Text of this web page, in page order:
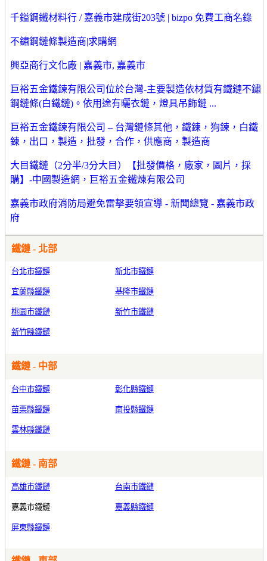
千鎰鋼鐵材料行 / 嘉義市建成街203號 | bizpo 免費工商名錄
不鏽鋼鏈條製造商|求購網
興亞商行文化廠 | 嘉義市, 嘉義市
巨裕五金鐵鍊有限公司位於台灣-主要製造依材質有鐵鏈不鏽
鋼鏈條(白鐵鏈)。依用途有曬衣鏈，燈具吊飾鏈 ...
巨裕五金鐵鍊有限公司 – 台灣鏈條其他，鐵鍊，狗鍊，白鐵
鍊，出口，製造，批發，合作，供應商，製造商
大目鐵鏈（2分半/3分大目）【批發價格，廠家，圖片，採
購】-中國製造網，巨裕五金鐵煉有限公司
嘉義市政府消防局避免雷擊要領宣導 - 新聞總覽 - 嘉義市政
府
鐵鏈 - 北部
台北市鐵鏈 新北市鐵鏈
宜蘭縣鐵鏈 基隆市鐵鏈
桃園市鐵鏈 新竹市鐵鏈
新竹縣鐵鏈
鐵鏈 - 中部
台中市鐵鏈 彰化縣鐵鏈
苗栗縣鐵鏈 南投縣鐵鏈
雲林縣鐵鏈
鐵鏈 - 南部
高雄市鐵鏈 台南市鐵鏈
嘉義市鐵鏈 嘉義縣鐵鏈
屏東縣鐵鏈